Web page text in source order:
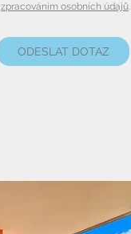
zpracováním osobních údajů.
ODESLAT DOTAZ